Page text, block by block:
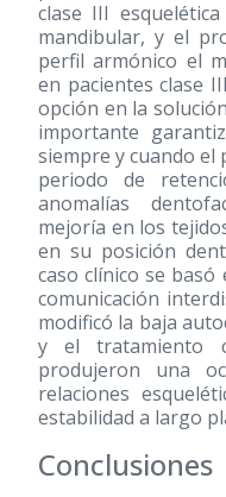
clase III
mandibular, y el
perfil armónico el
en pacientes clase
opción en la
importante
siempre y cuando el
periodo de
anomalías
mejoría en los
en su posición
caso clínico se basó
comunicación
modificó la baja
y el tratamiento
produjeron una
relaciones
estabilidad a largo
Conclusiones